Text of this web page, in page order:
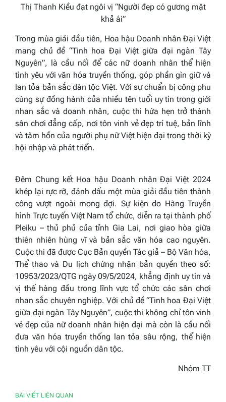
Thị Thanh Kiều đạt ngôi vị “Người đẹp có gương mặt
khả ái”
Trong mùa giải đầu tiên, Hoa hậu Doanh nhân Đại Việt
mang chủ đề “Tinh hoa Đại Việt giữa đại ngàn Tây
Nguyên”, là cầu nối để các nữ doanh nhân thể hiện
tình yêu với văn hóa truyền thống, góp phần gìn giữ và
lan tỏa bản sắc dân tộc Việt. Với sự chuẩn bị công phu
cùng sự đồng hành của nhiều tên tuổi uy tín trong giới
nhan sắc và doanh nhân, cuộc thi hứa hẹn trở thành
sân chơi đẳng cấp, nơi tôn vinh vẻ đẹp trí tuệ, bản lĩnh
và tâm hồn của người phụ nữ Việt hiện đại trong thời kỳ
hội nhập và phát triển.
Đêm Chung kết Hoa hậu Doanh nhân Đại Việt 2024
khép lại rực rỡ, đánh dấu một mùa giải đầu tiên thành
công vượt ngoài mong đợi. Sự kiện do Hãng Truyền
hình Trực tuyến Việt Nam tổ chức, diễn ra tại thành phố
Pleiku – thủ phủ của tỉnh Gia Lai, nơi giao hòa giữa
thiên nhiên hùng vĩ và bản sắc văn hóa cao nguyên.
Cuộc thi đã được Cục Bản quyền Tác giả – Bộ Văn hóa,
Thể thao và Du lịch chứng nhận bản quyền theo số:
10953/2023/QTG ngày 09/5/2024, khẳng định uy tín và
vị thế hàng đầu trong lĩnh vực tổ chức các sân chơi
nhan sắc chuyên nghiệp. Với chủ đề “Tinh hoa Đại Việt
giữa đại ngàn Tây Nguyên”, cuộc thi không chỉ tôn vinh
vẻ đẹp của nữ doanh nhân hiện đại mà còn là cầu nối
đưa văn hóa truyền thống lan tỏa sâu rộng, thể hiện
tình yêu với cội nguồn dân tộc.
Nhóm TT
BÀI VIẾT LIÊN QUAN